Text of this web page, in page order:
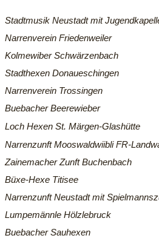
Stadtmusik Neustadt mit
Narrenverein Friedenweiler
Kolmewiber Schwärzenbach
Stadthexen Donaueschingen
Narrenverein Trossingen
Buebacher Beerewieber
Loch Hexen St. Märgen-Glashütte
Narrenzunft Mooswaldwiibli FR-
Zainemacher Zunft Buchenbach
Büxe-Hexe Titisee
Narrenzunft Neustadt mit
Lumpemännle Hölzlebruck
Buebacher Sauhexen